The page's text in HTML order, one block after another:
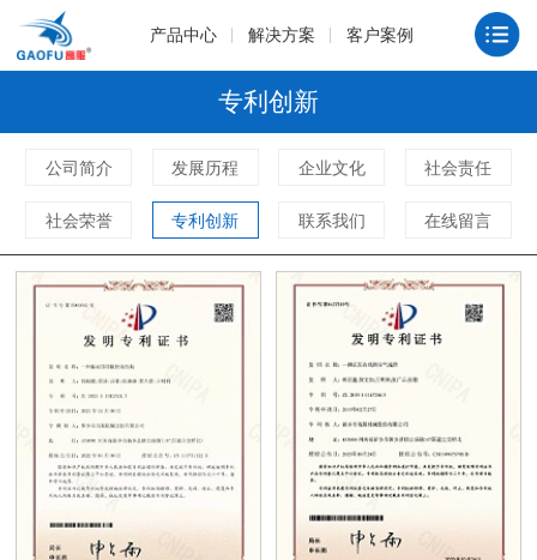
产品中心 解决方案 客户案例
专利创新
公司简介 发展历程 企业文化 社会责任
社会荣誉 专利创新 联系我们 在线留言